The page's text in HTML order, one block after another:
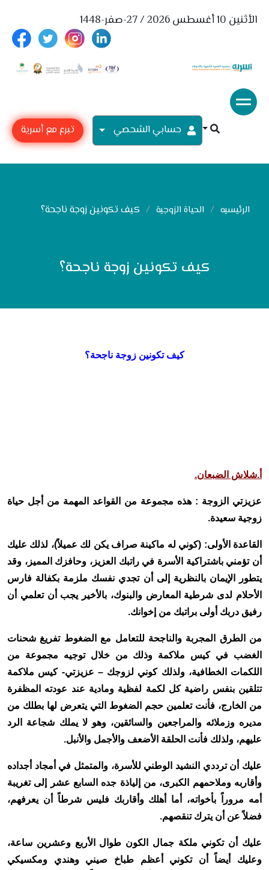
الأثنين 10 أغسطس 2026 / 27-صفر-1448
حسابي الشحصي تبرع مع أسرية
الرئيسيه الحياة الزوجية كيف تكونين زوجة ناجحة؟
كيف تكونين زوجة ناجحة؟
كيف تكونين زوجة ناجحة؟
أ.شلاش الضبعان.
عزيزتي الزوجة : هذه مجموعة من القواعد المهمة من أجل حياة
زوجية سعيدة.
القاعدة الأولى: (كوني له ماكينة صراف يكن لك عميلاً)، لذلك عليك
أن تؤمني باشتراكية الأسرة في راتبك العزيز، وحافزك المميز، وقد
يتطور الإيمان بالنظرية إلى أن تجدي نفسك ملزمة بكفالة فارس
الأحلام لدى شرطية المعارض والبنوك، بالأخير يجب أن تعلمي أن
رفيق دربك أولى براتبك من إخوانك.
من الطرق المجربة والناجحة للتعامل مع الضغوط تفريغ شحنات
الغضب في كيس ملاكمة وذلك من خلال توجيه مجموعة من
اللكمات الخطافية، ولذلك كوني لزوجك – عزيزتي- كيس ملاكمة
تتلقين بنفس راضية كل لكمة لفظية ومادية عند عودته المظفرة
من الخارج، فأنت تعلمين حجم الضغوط التي يتعرض لها بطلك من
مديره وزملائه والمراجعين والسائقين، وهو لا يملك شجاعة الرد
عليهم، ولذلك فأنت الحلقة الأضعف والأجمل والأنبل.
عليك أن ترددي النشيد الوطني للأسرة، والمتمثل في أمجاد أجداده
وأقاربه وملاحمهم الكبرى، من إلياذة جده السابع عشر إلى تغريبة
أمه مروراً بأخواته، أما أهلك وأقاربك فليس شرطاً أن يعرفهم،
فضلاً عن أن يترك تنقصهم.
عليك أن تكوني ملكة جمال الكون طوال الأربع وعشرين ساعة،
وعليك أيضاً أن تكوني أعظم طباخ صيني وهندي ومكسيكي